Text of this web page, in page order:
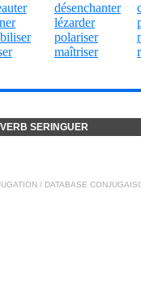
désenchanter
lézarder
polariser
maîtriser
SERINGUER
/ DATABASE